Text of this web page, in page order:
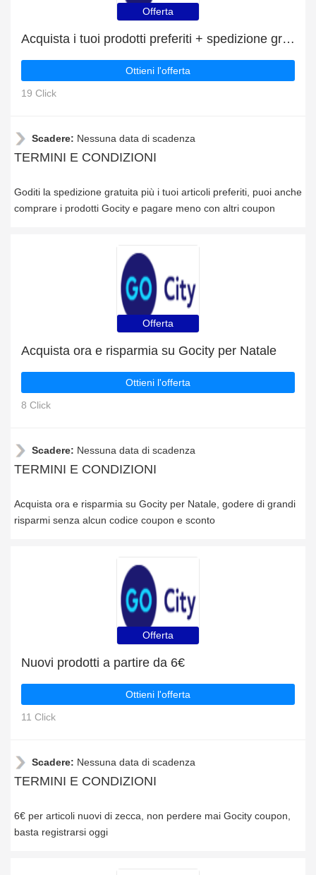
Offerta
Acquista i tuoi prodotti preferiti + spedizione gratuita
Ottieni l'offerta
19 Click
Scadere: Nessuna data di scadenza
TERMINI E CONDIZIONI
Goditi la spedizione gratuita più i tuoi articoli preferiti, puoi anche
comprare i prodotti Gocity e pagare meno con altri coupon
Offerta
Acquista ora e risparmia su Gocity per Natale
Ottieni l'offerta
8 Click
Scadere: Nessuna data di scadenza
TERMINI E CONDIZIONI
Acquista ora e risparmia su Gocity per Natale, godere di grandi
risparmi senza alcun codice coupon e sconto
Offerta
Nuovi prodotti a partire da 6€
Ottieni l'offerta
11 Click
Scadere: Nessuna data di scadenza
TERMINI E CONDIZIONI
6€ per articoli nuovi di zecca, non perdere mai Gocity coupon,
basta registrarsi oggi